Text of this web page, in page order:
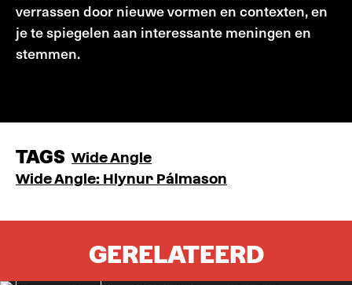
verrassen door nieuwe vormen en contexten, en
je te spiegelen aan interessante meningen en
stemmen.
TAGS Wide Angle
Wide Angle: Hlynur Pálmason
GERELATEERD